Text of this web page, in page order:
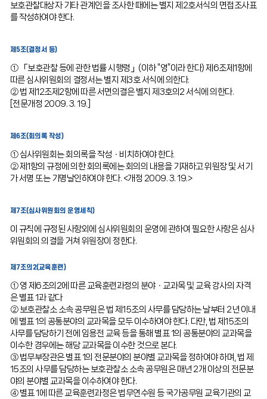
보호관찰대상자 기타 관계인을 조사한 때에는 별지 제2호서식의 면접조사표
를 작성하여야 한다.
제5조(결정서 등)
① 「보호관찰 등에 관한 법률 시행령」(이하 “영”이라 한다) 제6조제1항에
따른 심사위원회의 결정서는 별지 제3호 서식에 의한다.
② 법 제12조제2항에 따른 서면의결은 별지 제3호의2 서식에 의한다.
[전문개정 2009. 3. 19.]
제6조(회의록 작성)
① 심사위원회는 회의록을 작성ㆍ비치하여야 한다.
② 제1항의 규정에 의한 회의록에는 회의의 내용을 기재하고 위원장 및 서기
가 서명 또는 기명날인하여야 한다. <개정 2009. 3. 19.>
제7조(심사위원회의 운영세칙)
이 규칙에 규정된 사항외에 심사위원회의 운영에 관하여 필요한 사항은 심사
위원회의 의결을 거쳐 위원장이 정한다.
제7조의2(교육훈련)
① 영 제6조의2에 따른 교육훈련과정의 분야ㆍ교과목 및 교육 강사의 자격
은 별표 1과 같다
② 보호관찰소 소속 공무원은 법 제15조의 사무를 담당하는 날부터 2년 이내
에 별표 1의 공통분야의 교과목을 모두 이수하여야 한다. 다만, 법 제15조의
사무를 담당하기 전에 임용전 교육 등을 통해 별표 1의 공통분야의 교과목을
이수한 경우에는 해당 교과목을 이수한 것으로 본다.
③ 법무부장관은 별표 1의 전문분야의 분야별 교과목을 정하여야 하며, 법 제
15조의 사무를 담당하는 보호관찰소 소속 공무원은 매년 2개 이상의 전문분
야의 분야별 교과목을 이수하여야 한다.
④ 별표 1에 따른 교육훈련과정은 법무연수원 등 국가공무원 교육기관의 교